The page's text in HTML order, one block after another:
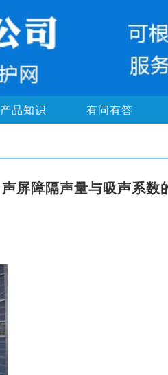
产品知识 有问有答
声屏障隔声量与吸声系数